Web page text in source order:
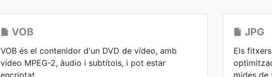
VOB
VOB és el contenidor d'un DVD de vídeo, amb
vídeo MPEG-2, àudio i subtítols, i pot estar
encriptat.
JPG
Els
mides de